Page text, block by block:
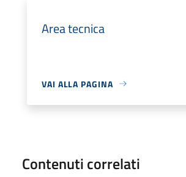
Area tecnica
VAI ALLA PAGINA
Contenuti correlati